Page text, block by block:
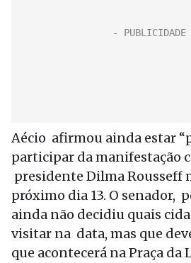
Aécio afirmou ainda estar
participar da manifestação
presidente Dilma Rousseff
próximo dia 13. O senador,
ainda não decidiu quais
visitar na data, mas que
que acontecerá na Praça da